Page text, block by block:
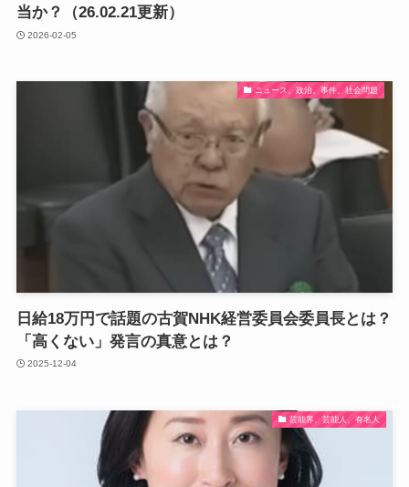
当か？（26.02.21更新）
2026-02-05
ニュース、政治、事件、社会問題
日給18万円で話題の古賀NHK経営委員会委員長とは？
「高くない」発言の真意とは？
2025-12-04
芸能界、芸能人、有名人